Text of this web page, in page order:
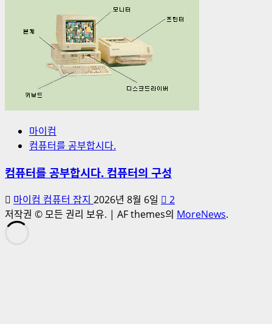
마이컴
컴퓨터를 공부합시다.
컴퓨터를 공부합시다. 컴퓨터의 구성
마이컴 컴퓨터 잡지 2026년 8월 6일
2
저작권 © 모든 권리 보유. | AF themes의 MoreNews.